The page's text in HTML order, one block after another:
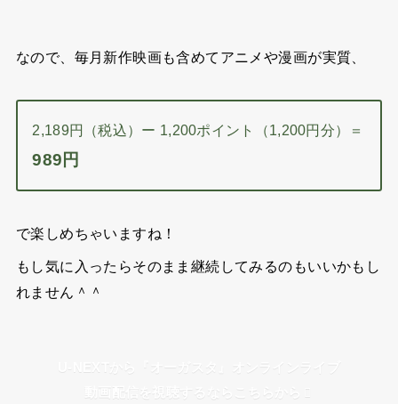
なので、毎月新作映画も含めてアニメや漫画が実質、
2,189円（税込）ー 1,200ポイント（1,200円分）＝
989円
で楽しめちゃいますね！
もし気に入ったらそのまま継続してみるのもいいかもし
れません＾＾
U-NEXTから『オーガスタ』オンラインライブ
動画配信を視聴するならこちらから